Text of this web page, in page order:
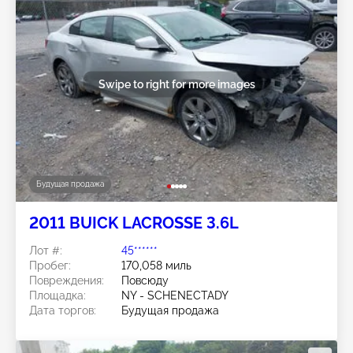
Будущая продажа
Swipe to right for more images
2011 BUICK LACROSSE 3.6L
Лот #:
45******
Пробег:
170,058 миль
Повреждения:
Повсюду
Площадка:
NY - SCHENECTADY
Дата торгов:
Будущая продажа